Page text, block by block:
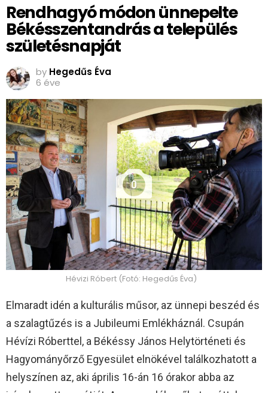
Rendhagyó módon ünnepelte
Békésszentandrás a település
születésnapját
by Hegedűs Éva
6 éve
0
Hévizi Róbert (Fotó: Hegedűs Éva)
Elmaradt idén a kulturális műsor, az ünnepi beszéd és
a szalagtűzés is a Jubileumi Emlékháznál. Csupán
Hévízi Róberttel, a Békéssy János Helytörténeti és
Hagyományőrző Egyesület elnökével találkozhatott a
helyszínen az, aki április 16-án 16 órakor abba az